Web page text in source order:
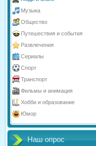
Музыка
Общество
Путешествия и события
Развлечения
Сериалы
Спорт
Транспорт
Фильмы и анимация
Хобби и образование
Юмор
Наш опрос